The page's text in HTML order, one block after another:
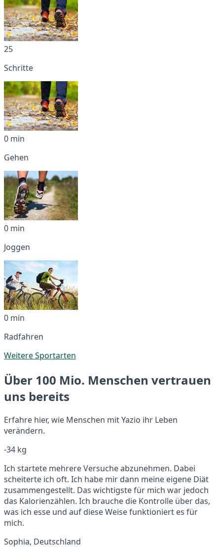
25
Schritte
0 min
Gehen
0 min
Joggen
0 min
Radfahren
Weitere Sportarten
Über 100 Mio. Menschen vertrauen
uns bereits
Erfahre hier, wie Menschen mit Yazio ihr Leben
verändern.
-34 kg
Ich startete mehrere Versuche abzunehmen. Dabei
scheiterte ich oft. Ich habe mir dann meine eigene Diät
zusammengestellt. Das wichtigste für mich war jedoch
das Kalorienzählen. Ich brauche die Kontrolle über das,
was ich esse und auf diese Weise funktioniert es für
mich.
Sophia, Deutschland